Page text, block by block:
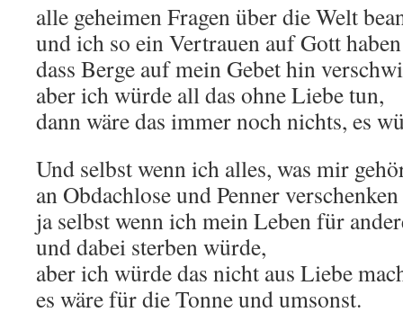
alle geheimen Fragen über die Welt
und ich so ein Vertrauen auf Gott
dass Berge auf mein Gebet hin
aber ich würde all das ohne Liebe tun,
dann wäre das immer noch nichts, es
Und selbst wenn ich alles, was mir
an Obdachlose und Penner
ja selbst wenn ich mein Leben für
und dabei sterben würde,
aber ich würde das nicht aus Liebe
es wäre für die Tonne und umsonst.